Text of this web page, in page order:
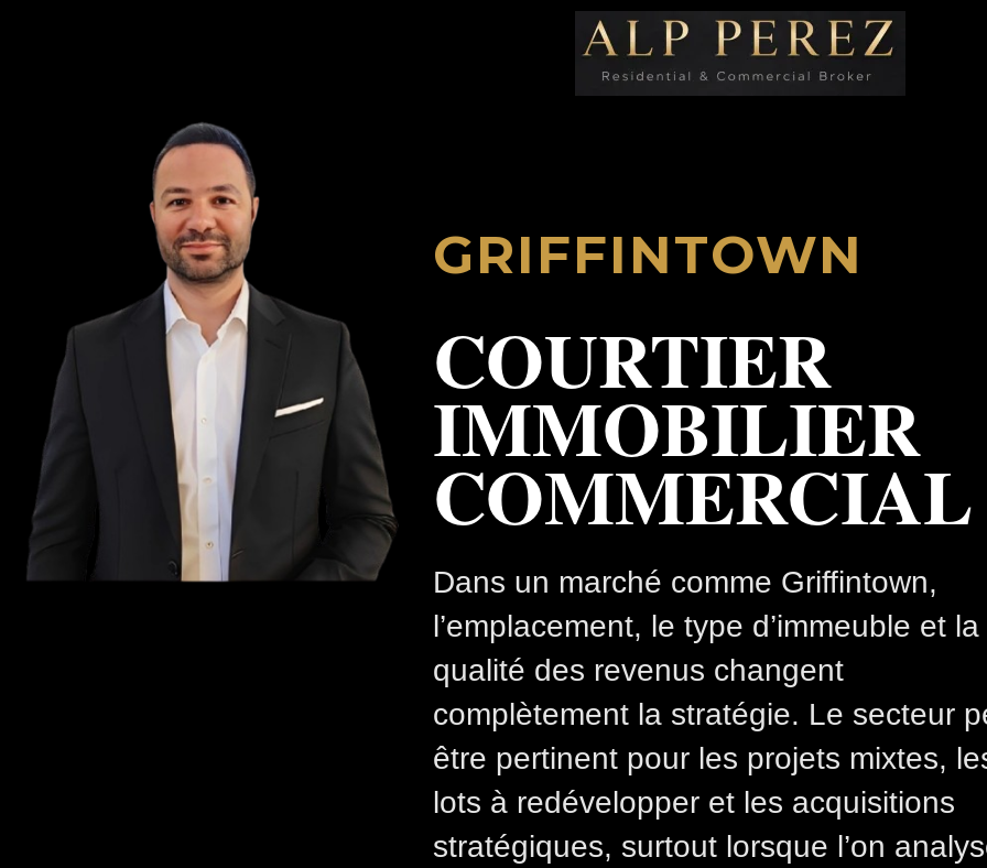
GRIFFINTOWN
COURTIER
IMMOBILIER
COMMERCIAL
Dans un marché comme Griffintown,
l’emplacement, le type d’immeuble et la
qualité des revenus changent
complètement la stratégie. Le secteur
être pertinent pour les projets mixtes,
lots à redévelopper et les acquisitions
stratégiques, surtout lorsque l’on